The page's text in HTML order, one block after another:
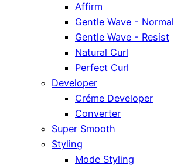
Affirm
Gentle Wave - Normal
Gentle Wave - Resist
Natural Curl
Perfect Curl
Developer
Créme Developer
Converter
Super Smooth
Styling
Mode Styling